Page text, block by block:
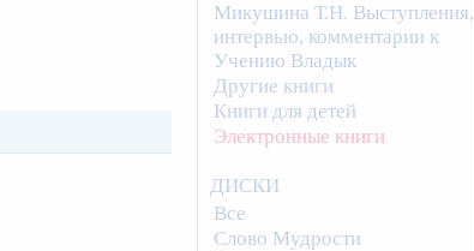
Микушина Т.Н. Выступления,
интервью, комментарии к
Учению Владык
Другие книги
Книги для детей
Электронные книги
ДИСКИ
Все
Слово Мудрости